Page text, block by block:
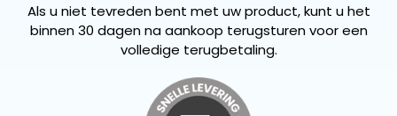
Als u niet tevreden bent met uw product, kunt u het
binnen 30 dagen na aankoop terugsturen voor een
volledige terugbetaling.